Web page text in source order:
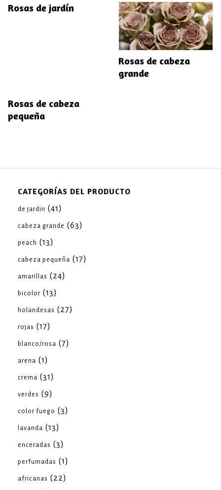
Rosas de jardín
Rosas de cabeza
grande
Rosas de cabeza
pequeña
CATEGORÍAS DEL PRODUCTO
de jardin (41)
cabeza grande (63)
peach (13)
cabeza pequeña (17)
amarillas (24)
bicolor (13)
holandesas (27)
rojas (17)
blanco/rosa (7)
arena (1)
crema (31)
verdes (9)
color fuego (3)
lavanda (13)
enceradas (3)
perfumadas (1)
africanas (22)